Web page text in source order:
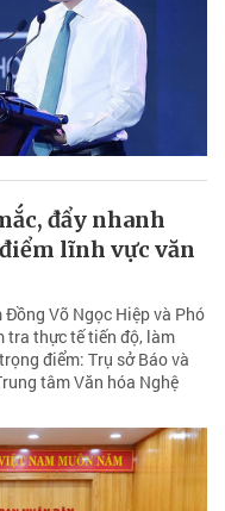
đẩy nhanh
lĩnh vực văn
Võ Ngọc Hiệp và Phó
tra thực tế tiến độ, làm
điểm: Trụ sở Báo và
tâm Văn hóa Nghệ